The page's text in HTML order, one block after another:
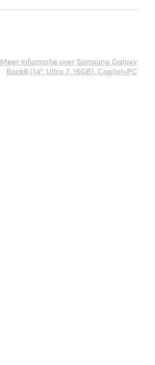
Meer informatie over Samsung Galaxy
Book6 (14", Ultra 7, 16GB), Copilot+PC